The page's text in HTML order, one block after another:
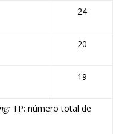
24
20
19
TP: número total de